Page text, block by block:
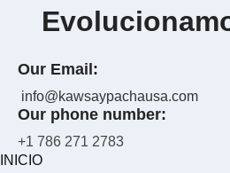
Our Email:
info@kawsaypachausa.com
Our phone number:
+1 786 271 2783
INICIO